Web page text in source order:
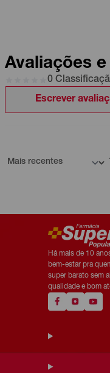
Avaliações
0
Escrever
Há mais de 10
bem-estar pra
super barato sem
qualidade e bom